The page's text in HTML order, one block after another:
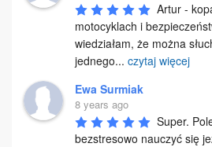
Artur -
motocyklach i
wiedziałam, że można
jednego... czytaj więcej
Ewa Surmiak
8 years ago
Super.
bezstresowo nauczyć się